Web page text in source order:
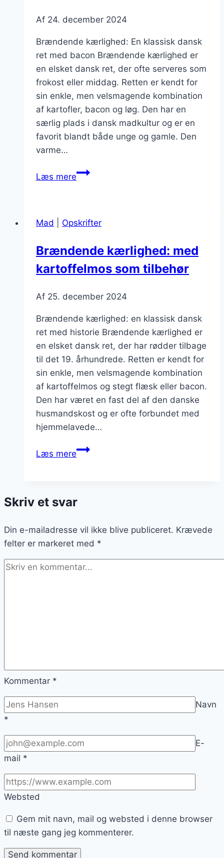
Af 24. december 2024
Brændende kærlighed: En klassisk dansk
ret med bacon Brændende kærlighed er
en elsket dansk ret, der ofte serveres som
frokost eller middag. Retten er kendt for
sin enkle, men velsmagende kombination
af kartofler, bacon og løg. Den har en
særlig plads i dansk madkultur og er en
favorit blandt både unge og gamle. Den
varme…
Læs mereBrændende
og
til
frokost
Mad Opskrifter
Brændende kærlighed: med
kartoffelmos som tilbehør
Af 25. december 2024
Brændende kærlighed: en klassisk dansk
ret med historie Brændende kærlighed er
en elsket dansk ret, der har rødder tilbage
til det 19. århundrede. Retten er kendt for
sin enkle, men velsmagende kombination
af kartoffelmos og stegt flæsk eller bacon.
Den har været en fast del af den danske
husmandskost og er ofte forbundet med
hjemmelavede…
Læs mereBrændende
som
Skriv et svar
Din e-mailadresse vil ikke blive publiceret. Krævede
felter er markeret med *
Kommentar *
Navn
*
E-
mail *
Websted
Gem mit navn, mail og websted i denne browser
til næste gang jeg kommenterer.